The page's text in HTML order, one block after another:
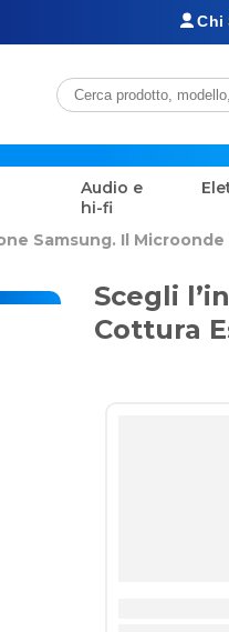
Chi
Audio e
hi-fi
Samsung. Il
Scegli
Cottura